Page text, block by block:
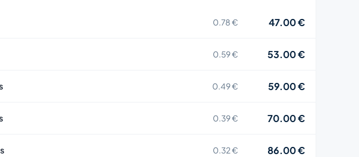
0.78 € 47.00 €
0.59 € 53.00 €
0.49 € 59.00 €
0.39 € 70.00 €
0.32 € 86.00 €